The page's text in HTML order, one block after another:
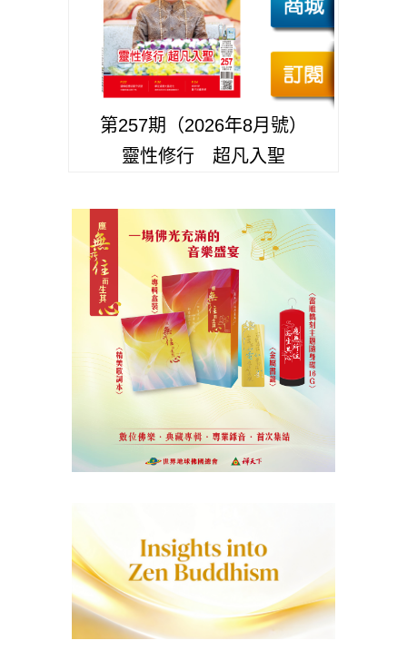
第257期（2026年8月號）
靈性修行 超凡入聖